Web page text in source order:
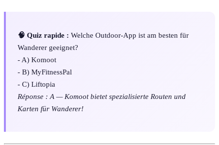
🧠 Quiz rapide : Welche Outdoor-App ist am besten für
Wanderer geeignet?
- A) Komoot
- B) MyFitnessPal
- C) Liftopia
Réponse : A — Komoot bietet spezialisierte Routen und
Karten für Wanderer!